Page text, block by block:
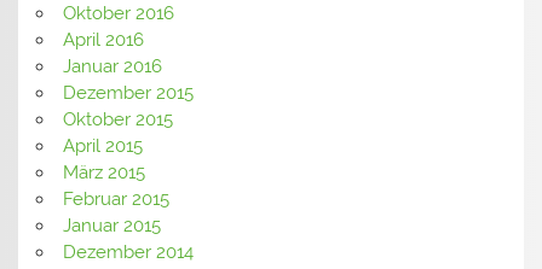
Oktober 2016
April 2016
Januar 2016
Dezember 2015
Oktober 2015
April 2015
März 2015
Februar 2015
Januar 2015
Dezember 2014